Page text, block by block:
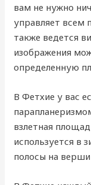
вам не нужно
управляет всем
также ведется
изображения
определенную
В Фетхие у вас
взлетная
используется в
полосы на